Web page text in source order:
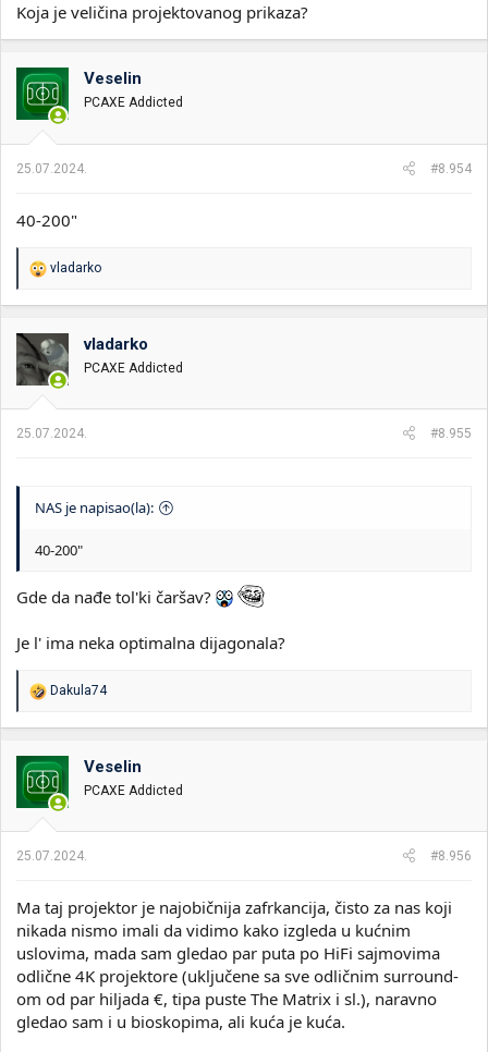
Koja je veličina projektovanog prikaza?
Veselin
PCAXE Addicted
25.07.2024. #8.954
40-200"
R
o
v
a
n
:
vladarko
vladarko
PCAXE Addicted
25.07.2024. #8.955
NAS je napisao(la):
40-200"
Gde da nađe tol'ki čaršav?
Je l' ima neka optimalna dijagonala?
R
o
v
a
n
:
Dakula74
Veselin
PCAXE Addicted
25.07.2024. #8.956
Ma taj projektor je najobičnija zafrkancija, čisto za nas koji
nikada nismo imali da vidimo kako izgleda u kućnim
uslovima, mada sam gledao par puta po HiFi sajmovima
odlične 4K projektore (uključene sa sve odličnim surround-
om od par hiljada €, tipa puste The Matrix i sl.), naravno
gledao sam i u bioskopima, ali kuća je kuća.